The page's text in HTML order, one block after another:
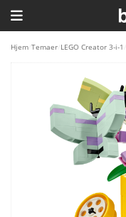
HJEM
LEGO FAVORITTER
Hjem Temaer LEGO Creator 3-i-1